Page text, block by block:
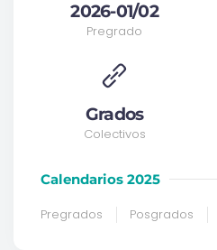
2026-01/02
Pregrado
Grados
Colectivos
Calendarios 2025
Pregrados Posgrados